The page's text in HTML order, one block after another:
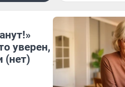
уверен,
(нет)